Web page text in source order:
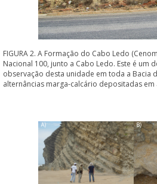
FIGURA 2. A Formação do Cabo Ledo
Nacional 100, junto a Cabo Ledo. Este é um
observação desta unidade em toda a Bacia
alternâncias marga-calcário depositadas